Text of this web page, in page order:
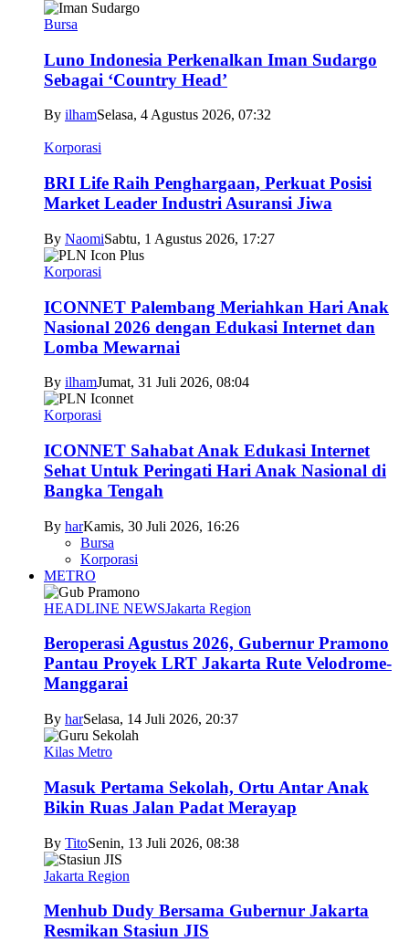
Bursa
Luno Indonesia Perkenalkan Iman Sudargo
Sebagai ‘Country Head’
By ilhamSelasa, 4 Agustus 2026, 07:32
Korporasi
BRI Life Raih Penghargaan, Perkuat Posisi
Market Leader Industri Asuransi Jiwa
By NaomiSabtu, 1 Agustus 2026, 17:27
Korporasi
ICONNET Palembang Meriahkan Hari Anak
Nasional 2026 dengan Edukasi Internet dan
Lomba Mewarnai
By ilhamJumat, 31 Juli 2026, 08:04
Korporasi
ICONNET Sahabat Anak Edukasi Internet
Sehat Untuk Peringati Hari Anak Nasional di
Bangka Tengah
By harKamis, 30 Juli 2026, 16:26
Bursa
Korporasi
METRO
HEADLINE NEWSJakarta Region
Beroperasi Agustus 2026, Gubernur Pramono
Pantau Proyek LRT Jakarta Rute Velodrome-
Manggarai
By harSelasa, 14 Juli 2026, 20:37
Kilas Metro
Masuk Pertama Sekolah, Ortu Antar Anak
Bikin Ruas Jalan Padat Merayap
By TitoSenin, 13 Juli 2026, 08:38
Jakarta Region
Menhub Dudy Bersama Gubernur Jakarta
Resmikan Stasiun JIS